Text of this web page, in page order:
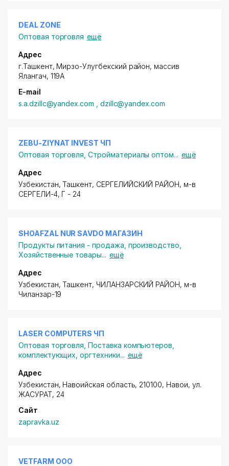
DEAL ZONE
Оптовая торговля ещё
Адрес
г.Ташкент, Мирзо-Улугбекский район, массив
Ялангач, 119А
E-mail
s.a.dzillc@yandex.com , dzillc@yandex.com
ZEBU-ZIYNAT INVEST ЧП
Оптовая торговля ,Стройматериалы оптом... ещё
Адрес
Узбекистан, Ташкент, СЕРГЕЛИЙСКИЙ РАЙОН, м-в
СЕРГЕЛИ-4, Г - 24
SHOAFZAL NUR SAVDO МАГАЗИН
Продукты питания - продажа, производство
Хозяйственные товары... ещё
Адрес
Узбекистан, Ташкент, ЧИЛАНЗАРСКИЙ РАЙОН, м-в
Чиланзар-19
LASER COMPUTERS ЧП
Оптовая торговля ,Поставка компьютеров,
комплектующих, оргтехники... ещё
Адрес
Узбекистан, Навоийская область, 210100, Навои, ул.
ЖАСУРАТ, 24
Сайт
zapravka.uz
VETFARM ООО